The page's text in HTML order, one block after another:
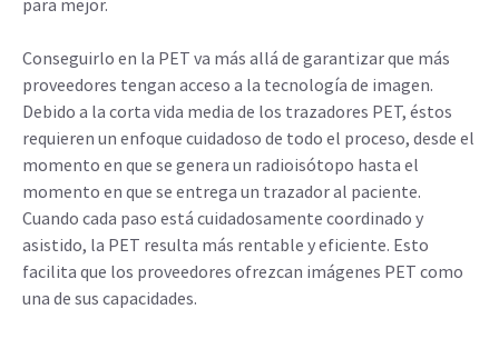
para mejor.
Conseguirlo en la PET va más allá de garantizar que más
proveedores tengan acceso a la tecnología de imagen.
Debido a la corta vida media de los trazadores PET, éstos
requieren un enfoque cuidadoso de todo el proceso, desde el
momento en que se genera un radioisótopo hasta el
momento en que se entrega un trazador al paciente.
Cuando cada paso está cuidadosamente coordinado y
asistido, la PET resulta más rentable y eficiente. Esto
facilita que los proveedores ofrezcan imágenes PET como
una de sus capacidades.